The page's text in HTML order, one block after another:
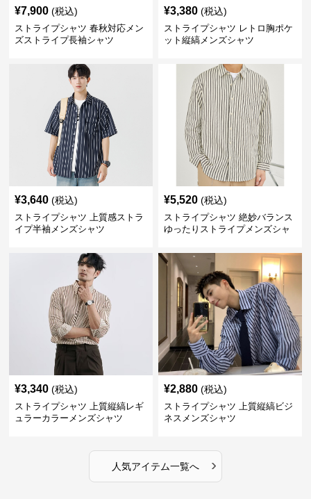
¥7,900 (税込)
ストライプシャツ 春秋対応メン
ズストライプ長袖シャツ
¥3,380 (税込)
ストライプシャツ レトロ胸ポケ
ット縦縞メンズシャツ
¥3,640 (税込)
ストライプシャツ 上質感ストラ
イプ半袖メンズシャツ
¥5,520 (税込)
ストライプシャツ 絶妙バランス
ゆったりストライプメンズシャ
¥3,340 (税込)
ストライプシャツ 上質縦縞レギ
ュラーカラーメンズシャツ
¥2,880 (税込)
ストライプシャツ 上質縦縞ビジ
ネスメンズシャツ
人気アイテム一覧へ ›